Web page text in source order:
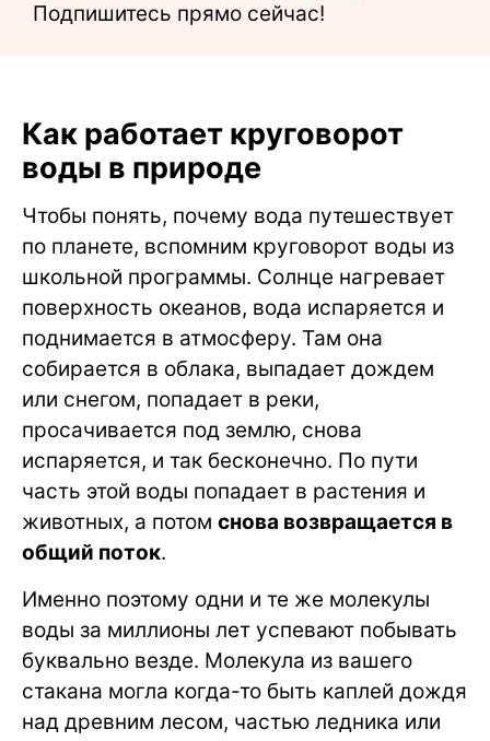
Подпишитесь прямо сейчас!
Как работает круговорот
воды в природе
Чтобы понять, почему вода путешествует
по планете, вспомним круговорот воды из
школьной программы. Солнце нагревает
поверхность океанов, вода испаряется и
поднимается в атмосферу. Там она
собирается в облака, выпадает дождем
или снегом, попадает в реки,
просачивается под землю, снова
испаряется, и так бесконечно. По пути
часть этой воды попадает в растения и
животных, а потом снова возвращается в
общий поток.
Именно поэтому одни и те же молекулы
воды за миллионы лет успевают побывать
буквально везде. Молекула из вашего
стакана могла когда-то быть каплей дождя
над древним лесом, частью ледника или